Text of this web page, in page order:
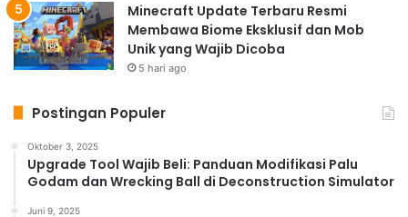
Minecraft Update Terbaru Resmi
Membawa Biome Eksklusif dan Mob
Unik yang Wajib Dicoba
5 hari ago
Postingan Populer
Oktober 3, 2025
Upgrade Tool Wajib Beli: Panduan Modifikasi Palu
Godam dan Wrecking Ball di Deconstruction Simulator
Juni 9, 2025